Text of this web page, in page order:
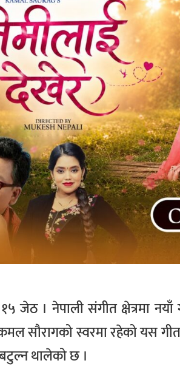
जेठ । नेपाली संगीत क्षेत्रमा
सौरागको स्वरमा रहेको यस
बटुल्न थालेको छ ।